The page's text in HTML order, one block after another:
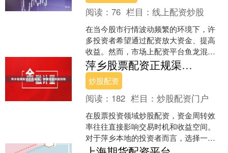
阅读：76 栏目：线上配资炒股
在当今股市行情波动频繁的环境下，许
多投资者希望通过配资放大资金、提高
收益。然而，市场上配资平台鱼龙混
杂，选择不当不仅可能错失良机炒股配
资门户，更可能面临资金风险....
萍乡股票配资正规渠道，本地资金快速到账
炒股配资
阅读： 182 栏目：炒股配资门户
在股票投资领域炒股配资，资金周转效
率往往直接影响交易时机和收益空间。
对于萍乡本地的投资者而言，选择一家
正规、可靠的股票配资渠道，不仅关系